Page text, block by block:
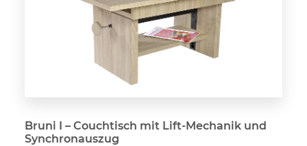
Bruni I – Couchtisch mit Lift-Mechanik und
Synchronauszug